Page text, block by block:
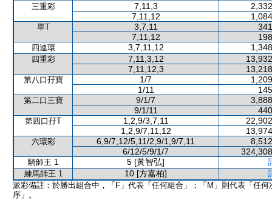
三重彩 7,11,3
7,11,12
單T 3,7,11
7,11,12
四連環 3,7,11,12
四重彩 7,11,3,12
7,11,12,3
第八口孖寶 1/7
1/11
第二口三寶 9/1/7
9/1/11
第四口孖T 1,2,9/3,7,11
1,2,9/7,11,12
六環彩 6,9/7,12/5,11/2,9/1,9/7,11
6/12/5/9/1/7
騎師王 1 5 [黃智弘]
練馬師王 1 10 [方嘉柏]
派彩備註：於勝出組合中，「F」代表「任何組合」；「M」則代表「任何
序」。